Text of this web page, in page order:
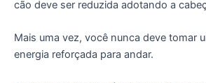
cão deve ser reduzida adotando a
Mais uma vez, você nunca deve tomar
energia reforçada para andar.